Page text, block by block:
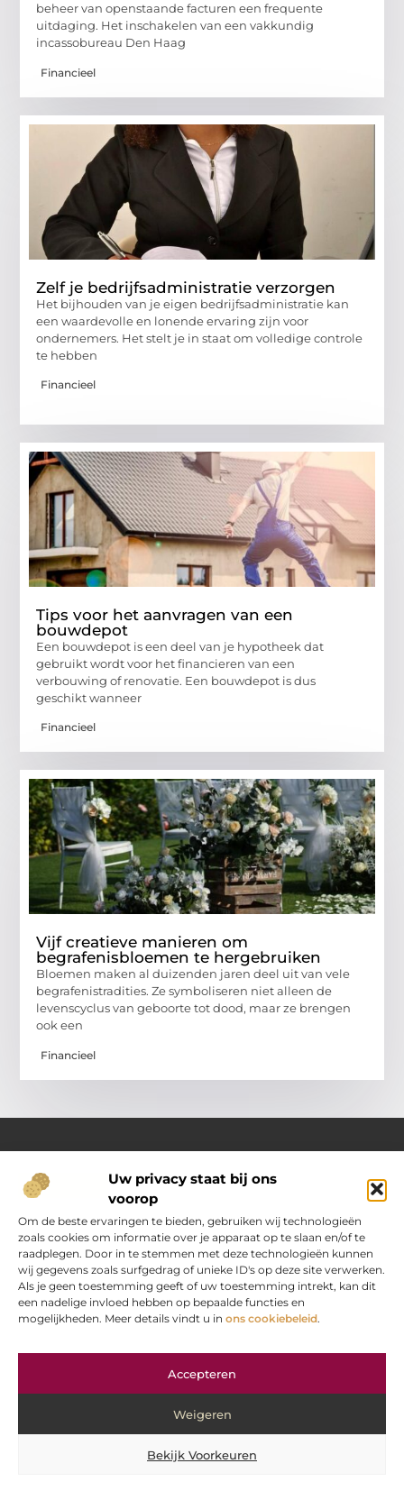
Uw privacy staat bij ons
voorop
Om de beste ervaringen te bieden, gebruiken wij technologieën
zoals cookies om informatie over je apparaat op te slaan en/of te
raadplegen. Door in te stemmen met deze technologieën kunnen
wij gegevens zoals surfgedrag of unieke ID's op deze site verwerken.
Als je geen toestemming geeft of uw toestemming intrekt, kan dit
een nadelige invloed hebben op bepaalde functies en
mogelijkheden. Meer details vindt u in ons cookiebeleid.
Accepteren
Weigeren
Bekijk Voorkeuren
beheer van openstaande facturen een frequente
uitdaging. Het inschakelen van een vakkundig
incassobureau Den Haag
Financieel
Zelf je bedrijfsadministratie verzorgen
Het bijhouden van je eigen bedrijfsadministratie kan
een waardevolle en lonende ervaring zijn voor
ondernemers. Het stelt je in staat om volledige controle
te hebben
Financieel
Tips voor het aanvragen van een
bouwdepot
Een bouwdepot is een deel van je hypotheek dat
gebruikt wordt voor het financieren van een
verbouwing of renovatie. Een bouwdepot is dus
geschikt wanneer
Financieel
Vijf creatieve manieren om
begrafenisbloemen te hergebruiken
Bloemen maken al duizenden jaren deel uit van vele
begrafenistradities. Ze symboliseren niet alleen de
levenscyclus van geboorte tot dood, maar ze brengen
ook een
Financieel
Over Oranje-web.nl
Dé plek voor praktische inzichten en dagelijkse inspiratie
Verken een gevarieerd aanbod aan artikelen en blogs
boordevol handige tips, slimme ideeën en verrassende
inzichten. Alles om jouw dagelijks leven nét wat eenvoudiger
en leuker te maken.
Main Links
Bericht categorie